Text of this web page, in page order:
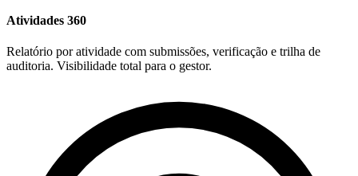
Atividades 360
Relatório por atividade com submissões, verificação e trilha de
auditoria. Visibilidade total para o gestor.